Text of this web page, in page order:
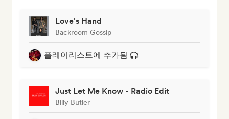
Love's Hand
Backroom Gossip
플레이리스트에 추가됨
Just Let Me Know - Radio Edit
Billy Butler